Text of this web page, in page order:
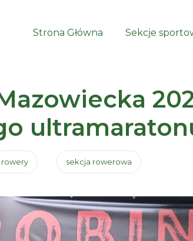
Strona Główna Sekcje
rowery sekcja rowerowa